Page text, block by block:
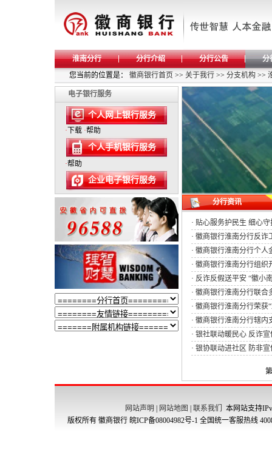
淮南分行 分行介绍 分行公告
分
您当前的位置是： 徽商银行首页 >> 关于我行 >> 分支机构 >>
电子银行服务
个人网上银行服务
· 下载 ·帮助
个人手机银行服务
·帮助
企业电子银行服务
分行资讯
· 贴心服务护民生 细心
· 徽商银行淮南分行反诈
· 徽商银行淮南分行个人
· 徽商银行淮南分行组织
· 反诈反假送平安 “徽小
· 徽商银行淮南分行联合
· 徽商银行淮南分行荣获
· 徽商银行淮南分行辖内
· 银社联动暖民心 反诈
· 银协联动进社区 防非
网站声明 网站地图 联系我们
本网站支持
版权所有 徽商银行 皖ICP备08004982号-1 全国统一客服热线